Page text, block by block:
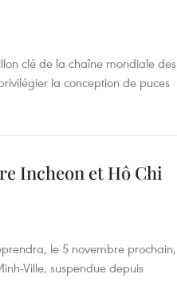
clé de la chaîne mondiale des
la conception de puces
Incheon et Hô Chi
le 5 novembre prochain,
Ville, suspendue depuis